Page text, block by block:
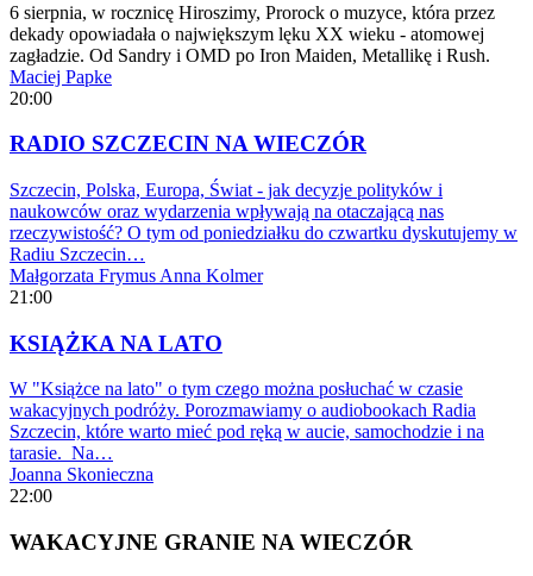
6 sierpnia, w rocznicę Hiroszimy, Prorock o muzyce, która przez
dekady opowiadała o największym lęku XX wieku - atomowej
zagładzie. Od Sandry i OMD po Iron Maiden, Metallikę i Rush.
Maciej Papke
20:00
RADIO SZCZECIN NA WIECZÓR
Szczecin, Polska, Europa, Świat - jak decyzje polityków i
naukowców oraz wydarzenia wpływają na otaczającą nas
rzeczywistość? O tym od poniedziałku do czwartku dyskutujemy w
Radiu Szczecin…
Małgorzata Frymus Anna Kolmer
21:00
KSIĄŻKA NA LATO
W "Książce na lato" o tym czego można posłuchać w czasie
wakacyjnych podróży. Porozmawiamy o audiobookach Radia
Szczecin, które warto mieć pod ręką w aucie, samochodzie i na
tarasie. Na…
Joanna Skonieczna
22:00
WAKACYJNE GRANIE NA WIECZÓR